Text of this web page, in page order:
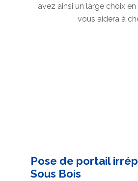
avez ainsi un large choix
vous aidera à
Pose de portail
Sous Bois